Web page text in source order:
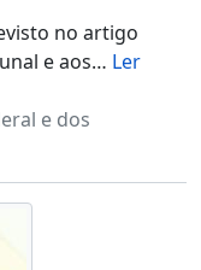
no artigo
e aos… Ler
e dos